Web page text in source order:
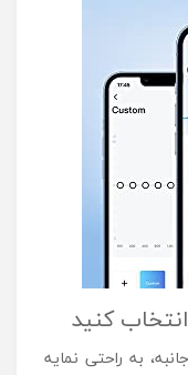
به راحتی نمایه